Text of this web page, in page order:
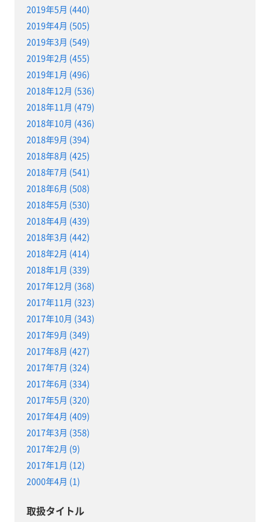
2019年5月 (440)
2019年4月 (505)
2019年3月 (549)
2019年2月 (455)
2019年1月 (496)
2018年12月 (536)
2018年11月 (479)
2018年10月 (436)
2018年9月 (394)
2018年8月 (425)
2018年7月 (541)
2018年6月 (508)
2018年5月 (530)
2018年4月 (439)
2018年3月 (442)
2018年2月 (414)
2018年1月 (339)
2017年12月 (368)
2017年11月 (323)
2017年10月 (343)
2017年9月 (349)
2017年8月 (427)
2017年7月 (324)
2017年6月 (334)
2017年5月 (320)
2017年4月 (409)
2017年3月 (358)
2017年2月 (9)
2017年1月 (12)
2000年4月 (1)
取扱タイトル